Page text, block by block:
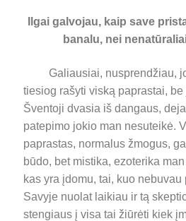
Kontaktai
Ilgai galvojau, kaip save
banalu, nei
Galiausiai, nusprendžiau,
tiesiog rašyti viską paprastai,
Šventoji dvasia iš dangaus,
patepimo jokio man nesuteikė.
paprastas, normalus žmogus,
būdo, bet mistika, ezoterika
kas yra įdomu, tai, kuo
Savyje nuolat laikiau ir tą
stengiaus į visa tai žiūrėti kiek